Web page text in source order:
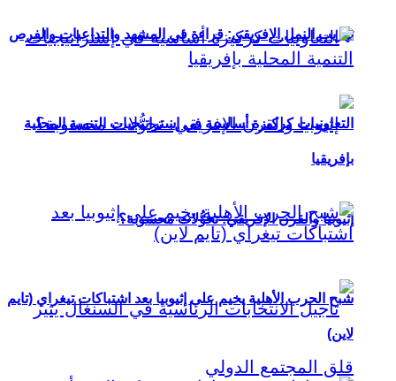
تهريب النمل الإفريقي: قراءة في المشهد والتداعيات والفرص
إثيوبيا والقرن الإفريقي: تحوُّلات محسوبة؟
التعاونيات كركيزة أساسية في إستراتيجيات التنمية المحلية
بإفريقيا
شبح الحرب الأهلية يخيم على إثيوبيا بعد اشتباكات تيغراي (تايم
لاين)